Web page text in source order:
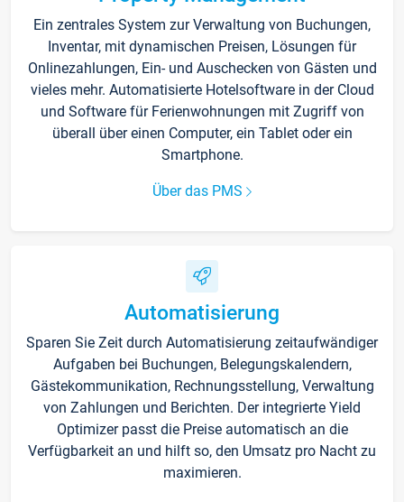
Ein zentrales System zur Verwaltung von Buchungen,
Inventar, mit dynamischen Preisen, Lösungen für
Onlinezahlungen, Ein- und Auschecken von Gästen und
vieles mehr. Automatisierte Hotelsoftware in der Cloud
und Software für Ferienwohnungen mit Zugriff von
überall über einen Computer, ein Tablet oder ein
Smartphone.
Über das PMS
Automatisierung
Sparen Sie Zeit durch Automatisierung zeitaufwändiger
Aufgaben bei Buchungen, Belegungskalendern,
Gästekommunikation, Rechnungsstellung, Verwaltung
von Zahlungen und Berichten. Der integrierte Yield
Optimizer passt die Preise automatisch an die
Verfügbarkeit an und hilft so, den Umsatz pro Nacht zu
maximieren.